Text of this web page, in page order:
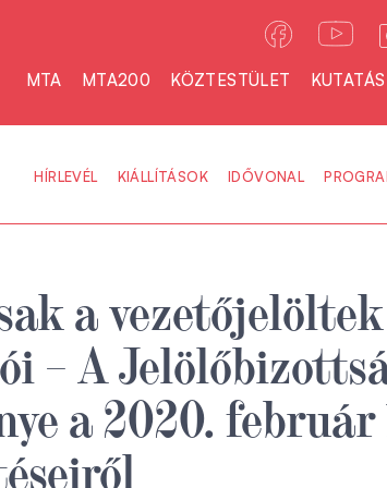
MTA MTA200 KÖZTESTÜLET KUTATÁS
HÍRLEVÉL KIÁLLÍTÁSOK IDŐVONAL
a vezetőjelöltek
– A
a 2020. február